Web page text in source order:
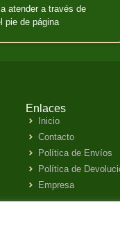
atender a través de
pie de página
Enlaces
Inicio
Contacto
Política de Envíos
Política de
Empresa